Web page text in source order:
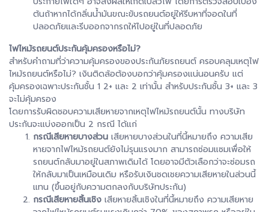
ต้นถ้าหากได้กลิ่นน้ำมันขณะขับรถยนต์อยู่ให้รีบหาที่จอดในที่
ปลอดภัยและรีบออกจากรถให้ไปอยู่ในที่ปลอดภัย
ไฟไหม้รถยนต์ประกันคุ้มครองหรือไม่?
สำหรับคำถามที่ว่าความคุ้มครองของประกันภัยรถยนต์ ครอบคลุมเหตุไฟ
ไหม้รถยนต์หรือไม่? เงินติดล้อต้องบอกว่าคุ้มครองแน่นอนครับ แต่
คุ้มครองเฉพาะประกันชั้น 1 2+ และ 2 เท่านั้น สำหรับประกันชั้น 3+ และ 3
จะไม่คุ้มครอง
โดยการรับผิดชอบความเสียหายจากเหตุไฟไหม้รถยนต์นั้น ทางบริษัท
ประกันจะแบ่งออกเป็น 2 กรณี ได้แก่
กรณีเสียหายบางส่วน เสียหายบางส่วนในที่นี้หมายถึง ความเสีย
หายจากไฟไหม้รถยนต์ยังไม่รุนแรงมาก สามารถซ่อมแซมเพื่อให้
รถยนต์กลับมาอยู่ในสภาพเดิมได้ โดยอาจมีตัวเลือกว่าจะซ่อมรถ
ให้กลับมาเป็นเหมือนเดิม หรือรับเงินชดเชยความเสียหายในส่วนนี้
แทน (ขึ้นอยู่กับความตกลงกับบริษัทประกัน)
กรณีเสียหายสิ้นเชิง เสียหายสิ้นเชิงในที่นี้หมายถึง ความเสียหาย